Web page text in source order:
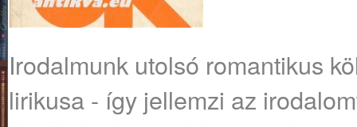
Irodalmunk utolsó romantikus
lirikusa - így jellemzi az